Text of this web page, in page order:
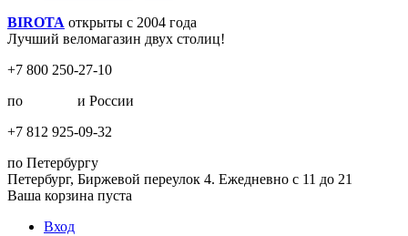
BIROTA открыты с 2004 года
Лучший веломагазин двух столиц!
+7 800 250-27-10
по
и России
+7 812 925-09-32
по Петербургу
Петербург, Биржевой переулок 4. Ежедневно с 11 до 21
Ваша корзина пуста
Вход